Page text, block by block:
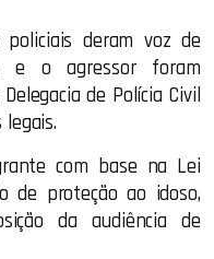
deram voz de
e o agressor foram
de Polícia Civil
com base na Lei
de proteção ao idoso,
da audiência de